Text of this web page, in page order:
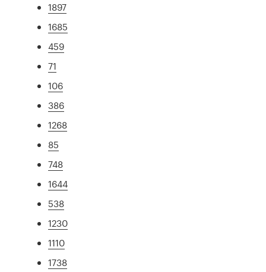
1897
1685
459
71
106
386
1268
85
748
1644
538
1230
1110
1738